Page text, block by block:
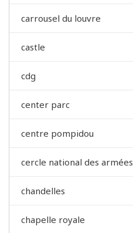
carrousel du louvre
castle
cdg
center parc
centre pompidou
cercle national des armées
chandelles
chapelle royale